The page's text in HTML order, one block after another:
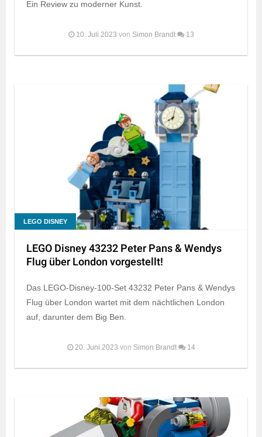
Ein Review zu moderner Kunst.
10. Juli 2023 von Simon Brandt 13
LEGO DISNEY
LEGO Disney 43232 Peter Pans & Wendys
Flug über London vorgestellt!
Das LEGO-Disney-100-Set 43232 Peter Pans & Wendys
Flug über London wartet mit dem nächtlichen London
auf, darunter dem Big Ben.
20. Juni 2023 von Simon Brandt 14